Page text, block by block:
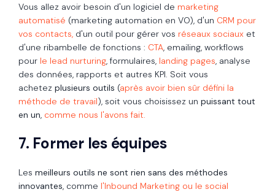
Vous allez avoir besoin d'un logiciel de marketing
automatisé (marketing automation en VO), d'un CRM pour
vos contacts, d'un outil pour gérer vos réseaux sociaux et
d'une ribambelle de fonctions : CTA, emailing, workflows
pour le lead nurturing, formulaires, landing pages, analyse
des données, rapports et autres KPI. Soit vous
achetez plusieurs outils (après avoir bien sûr défini la
méthode de travail), soit vous choisissez un puissant tout
en un, comme nous l'avons fait.
7. Former les équipes
Les meilleurs outils ne sont rien sans des méthodes
innovantes, comme l'Inbound Marketing ou le social